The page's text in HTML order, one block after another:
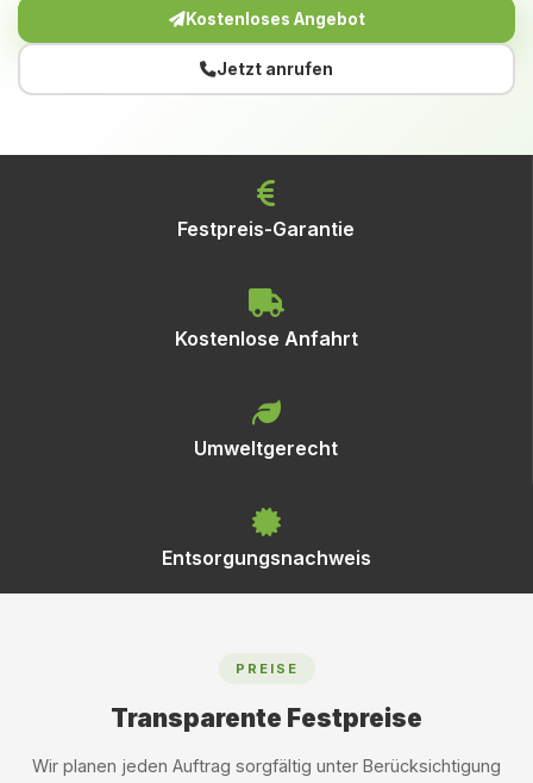
Kostenloses Angebot
Jetzt anrufen
Festpreis-Garantie
Kostenlose Anfahrt
Umweltgerecht
Entsorgungsnachweis
PREISE
Transparente Festpreise
Wir planen jeden Auftrag sorgfältig unter Berücksichtigung